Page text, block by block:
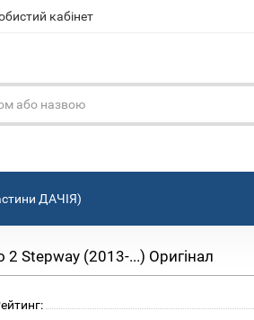
кабінет
ДАЧІЯ)
Stepway (2013-...) Оригінал